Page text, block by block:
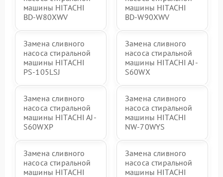
машины HITACHI
BD-W80XWV
машины HITACHI
BD-W90XWV
Замена сливного
насоса стиральной
машины HITACHI
PS-105LSJ
Замена сливного
насоса стиральной
машины HITACHI AJ-
S60WX
Замена сливного
насоса стиральной
машины HITACHI AJ-
S60WXP
Замена сливного
насоса стиральной
машины HITACHI
NW-70WYS
Замена сливного
насоса стиральной
машины HITACHI
Замена сливного
насоса стиральной
машины HITACHI